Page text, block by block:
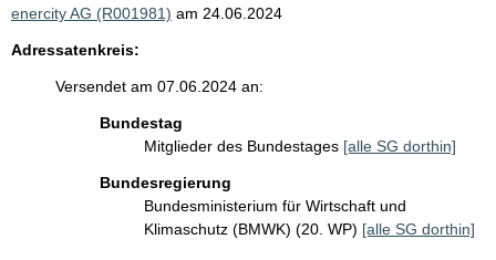
enercity AG (R001981) am 24.06.2024
Adressatenkreis:
Versendet am 07.06.2024 an:
Bundestag
Mitglieder des Bundestages [alle SG dorthin]
Bundesregierung
Bundesministerium für Wirtschaft und
Klimaschutz (BMWK) (20. WP) [alle SG dorthin]